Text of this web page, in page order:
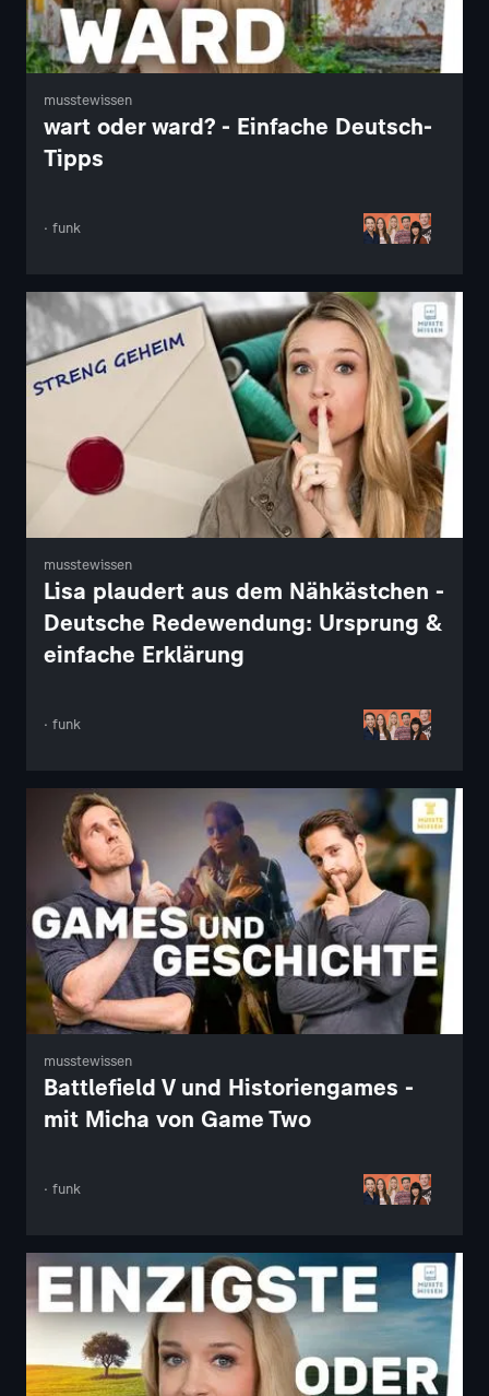
musstewissen
wart oder ward? - Einfache Deutsch-
Tipps
· funk
musstewissen
Lisa plaudert aus dem Nähkästchen -
Deutsche Redewendung: Ursprung &
einfache Erklärung
· funk
musstewissen
Battlefield V und Historiengames -
mit Micha von Game Two
· funk